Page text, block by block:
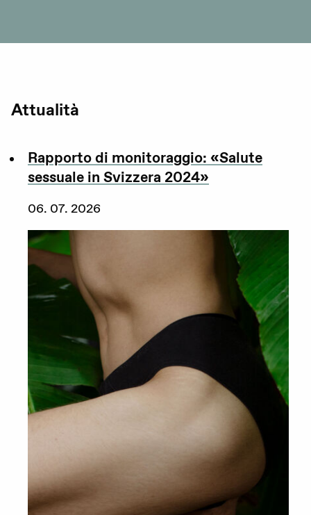
Attualità
Rapporto di monitoraggio: «Salute
sessuale in Svizzera 2024»
06. 07. 2026